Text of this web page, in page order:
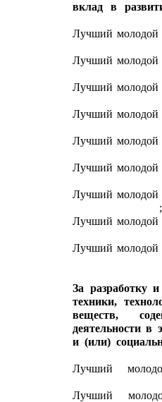
вклад в
«Лучший молодой
«Лучший молодой
«Лучший молодой
«Лучший молодой
«Лучший молодой
«Лучший молодой
«Лучший молодой
«Лучший молодой
«Лучший молодой
За разработку
техники,
веществ,
деятельности в
и (или)
«Лучший
«Лучший